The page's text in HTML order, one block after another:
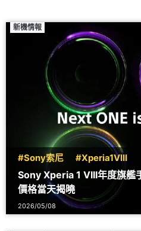
新機情報
#Sony索尼 #Xperia1VIII
Sony Xperia 1 VIII年度旗艦
價格當天揭曉
2026/05/08